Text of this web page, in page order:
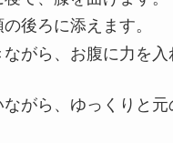
後ろに添えます。
ながら、お腹に力を入
がら、ゆっくりと元